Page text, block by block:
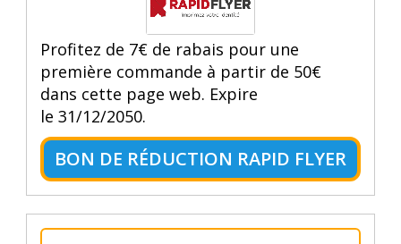
Profitez de 7€ de rabais pour une
première commande à partir de 50€
dans cette page web. Expire
le 31/12/2050.
BON DE RÉDUCTION RAPID FLYER